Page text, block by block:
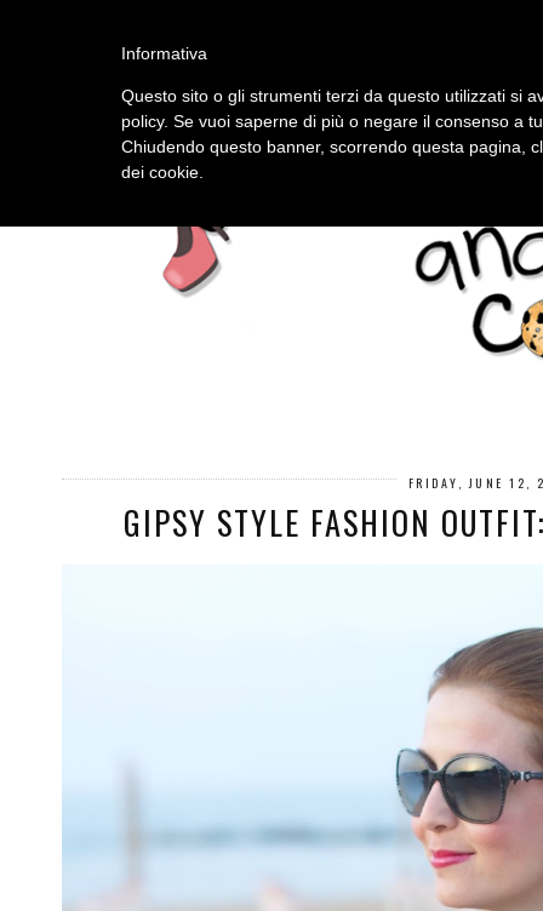
FRIDAY, JUNE 12,
GIPSY STYLE FASHION
Informativa
Questo sito o gli strumenti terzi da questo utilizzati si
policy. Se vuoi saperne di più o negare il consenso a
Chiudendo questo banner, scorrendo questa pagina,
dei cookie.